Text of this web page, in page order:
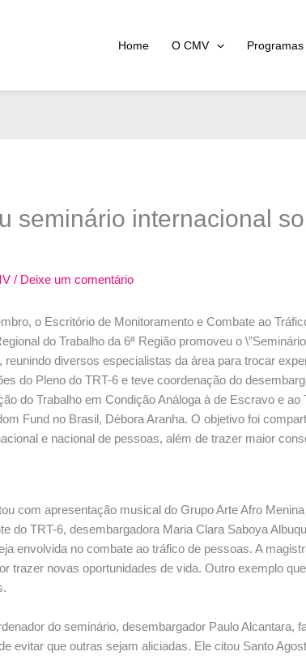
Home O CMV Programas
seminário internacional
/ Deixe um comentário
o Escritório de Monitoramento e Combate ao
do Trabalho da 6ª Região promoveu o
reunindo diversos especialistas da área para trocar
do Pleno do TRT-6 e teve coordenação do
do Trabalho em Condição Análoga à de Escravo e
Fund no Brasil, Débora Aranha. O objetivo foi
e nacional de pessoas, além de trazer maior
com apresentação musical do Grupo Arte Afro
do TRT-6, desembargadora Maria Clara Saboya
envolvida no combate ao tráfico de pessoas. A
trazer novas oportunidades de vida. Outro exemplo
do seminário, desembargador Paulo
evitar que outras sejam aliciadas. Ele citou Santo